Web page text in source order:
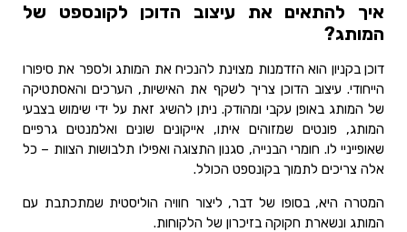
איך להתאים את עיצוב הדוכן לקונספט של
המותג?
דוכן בקניון הוא הזדמנות מצוינת להנכיח את המותג ולספר את סיפורו
הייחודי. עיצוב הדוכן צריך לשקף את האישיות, הערכים והאסתטיקה
של המותג באופן עקבי ומהודק. ניתן להשיג זאת על ידי שימוש בצבעי
המותג, פונטים שמזוהים איתו, אייקונים שונים ואלמנטים גרפיים
שאופייניי לו. חומרי הבנייה, סגנון התצוגה ואפילו תלבושות הצוות – כל
אלה צריכים לתמוך בקונספט הכולל.
המטרה היא, בסופו של דבר, ליצור חוויה הוליסטית שמתכתבת עם
המותג ונשארת חקוקה בזיכרון של הלקוחות.